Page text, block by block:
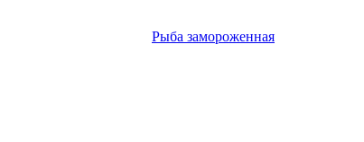
Рыба замороженная